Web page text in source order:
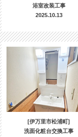
浴室改装工事
2025.10.13
[伊万里市松浦町]
洗面化粧台交換工事